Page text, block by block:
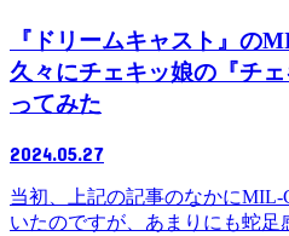
『ドリームキャスト』の
久々にチェキッ娘の『チ
ってみた
2024.05.27
当初、上記の記事のなかに
いたのですが、あまりにも蛇足